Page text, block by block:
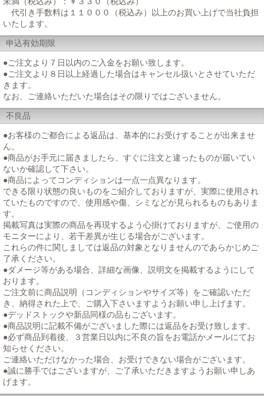
代引き手数料は１１０００（税込み）以上のお買い上げで当社負担
いたします。
申込有効期限
●ご注文より７日以内のご入金をお願い致します。
●ご注文より８日以上経過した場合はキャンセル扱いとさせていただ
きます。
なお、ご連絡いただいた場合はその限りではございません。
不良品
●お客様のご都合による返品は、基本的にお受けすることが出来ませ
ん。
●商品がお手元に届きましたら、すぐに注文と違ったものが届いてい
ないか確認して下さい。
●商品によってコンディションは一点一点異なります。
できる限り状態の良いものをご紹介しておりますが、実際に使用され
ていたものですので、使用感や傷、シミなどが見られるものもありま
す。
掲載写真は実際の商品を再現するよう心掛けておりますが、ご使用の
モニターにより、若干差異が生じる場合がございます。
これらの件に関しましては返品の対象となりませんのであらかじめご
了承ください。
●ダメージ等がある場合、詳細な画像、説明文を掲載するようにして
おります。
ご注文前に商品説明（コンディションやサイズ等）をご確認いただ
き、納得された上で、ご購入下さいますようお願い申し上げます。
●デッドストックや新品同様の品もございます。
●商品説明に記載不備がございました際には返品をお受け致します。
●必ず商品到着後、３営業日以内に不良の旨をお電話かメールにてお
知らせください。
ご連絡いただけなかった場合、お受けできない場合がございます。
●誠に勝手ではございますが、ご了承いただきますようお願い申しあ
げます。